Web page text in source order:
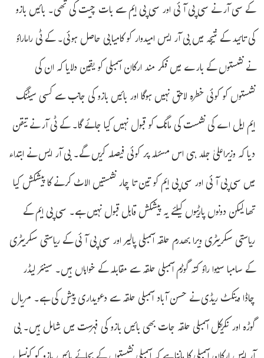
کے سی آر نے سی پی آئی اور سی پی ایم سے بات چیت کی تھی۔ بائیں بازو
کی تائید کے نتیجہ میں بی آر ایس امیدوار کو کامیابی حاصل ہوئی۔ کے ٹی راماراؤ
نے نشستوں کے بارے میں فکر مند ارکان اسمبلی کو یقین دلایا کہ ان کی
نشستوں کو کوئی خطرہ لاحق نہیں ہوگا اور بائیں بازو کی جانب سے کسی سیٹنگ
ایم ایل اے کی نشست کی مانگ کو قبول نہیں کیا جائے گا۔ کے ٹی آر نے تیقن
دیا کہ وزیراعلیٰ جلد ہی اس مسئلہ پر کوئی فیصلہ کریں گے۔ بی آر ایس نے ابتداء
میں سی پی آئی اور سی پی ایم کو تین تا چار نشستیں الاٹ کرنے کا پیشکش کیا
تھا لیکن دونوں پارٹیوں کیلئے یہ پیشکش قابل قبول نہیں ہے۔ سی پی ایم کے
ریاستی سکریٹری ویرا بھدرم حلقہ اسمبلی پالیر اور سی پی آئی کے ریاستی سکریٹری
کے سامبا سیوا راؤ کتہ گوڑم اسمبلی حلقہ سے مقابلہ کے خواہاں ہیں۔ سینئر لیڈر
چاڈا وینکٹ ریڈی نے حسن آباد اسمبلی حلقہ سے دعویداری پیش کی ہے۔ مریال
گوڑہ اور نکریکل اسمبلی حلقہ جات بھی بائیں بازو کی فہرست میں شامل ہیں۔ بی